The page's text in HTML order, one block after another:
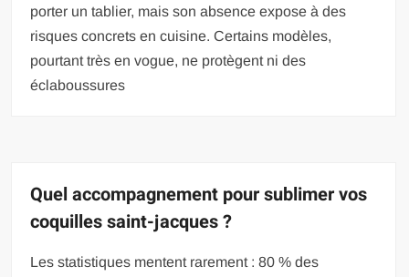
porter un tablier, mais son absence expose à des
risques concrets en cuisine. Certains modèles,
pourtant très en vogue, ne protègent ni des
éclaboussures
Quel accompagnement pour sublimer vos
coquilles saint-jacques ?
Les statistiques mentent rarement : 80 % des